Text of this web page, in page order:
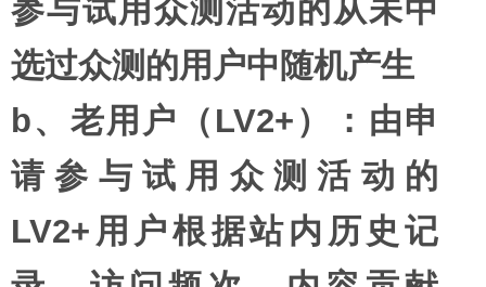
参与试用众测活动的从未中
选过众测的用户中随机产生
b、老用户（LV2+）：由申
请参与试用众测活动的
LV2+用户根据站内历史记